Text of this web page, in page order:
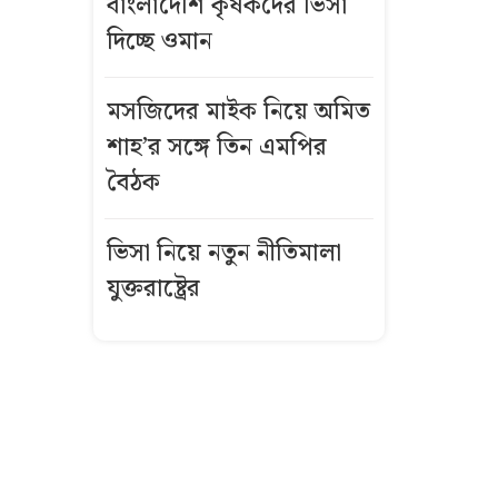
কর্মকর্তা-
বিষয়ে যা
বললেন প্রতিমন্ত্রী
বিরুদ্ধে পুলিশের
দিচ্ছে ওমান
মসজিদের মাইক নিয়ে অমিত
শাহ’র সঙ্গে তিন এমপির
বৈঠক
ভিসা নিয়ে নতুন নীতিমালা
যুক্তরাষ্ট্রের